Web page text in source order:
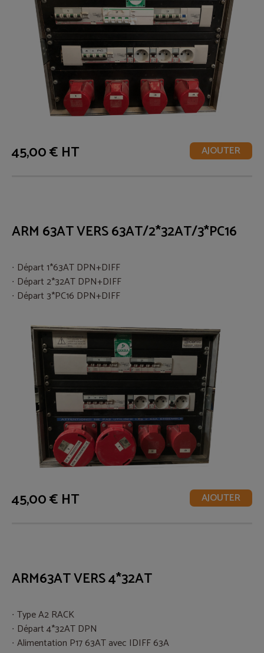
45,00 € HT AJOUTER
ARM 63AT VERS 63AT/2*32AT/3*PC16
Départ 1*63AT DPN+DIFF
Départ 2*32AT DPN+DIFF
Départ 3*PC16 DPN+DIFF
45,00 € HT AJOUTER
ARM63AT VERS 4*32AT
Type A2 RACK
Départ 4*32AT DPN
Alimentation P17 63AT avec IDIFF 63A